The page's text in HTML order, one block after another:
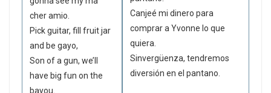
cher amio.
Pick guitar, fill fruit jar
and be gayo,
Son of a gun, we’ll
have big fun on the
bayou.
Canjeé mi dinero para
comprar a Yvonne lo que
quiera.
Sinvergüenza, tendremos
diversión en el pantano.